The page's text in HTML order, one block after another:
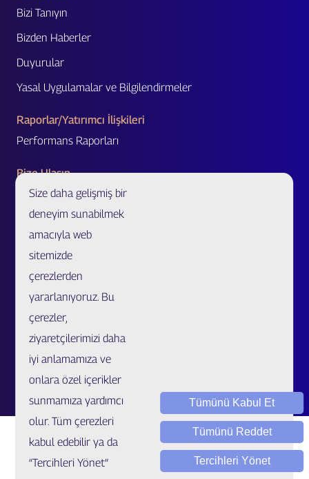
Size daha gelişmiş bir
deneyim sunabilmek
amacıyla web
sitemizde
çerezlerden
yararlanıyoruz. Bu
çerezler,
ziyaretçilerimizi daha
iyi anlamamıza ve
onlara özel içerikler
sunmamıza yardımcı
olur. Tüm çerezleri
kabul edebilir ya da
“Tercihleri Yönet”
Tümünü Kabul Et
Tümünü Reddet
Tercihleri Yönet
Bizi Tanıyın
Bizden Haberler
Duyurular
Yasal Uygulamalar ve Bilgilendirmeler
Raporlar/Yatırımcı İlişkileri
Performans Raporları
Bize Ulaşın
Acente Başvurusu
Acente/Broker Bul
Bölge Müdürlükleri ve İletişim Formu
Özel Ürünler ve Uzatılmış Garanti İş Ortaklığı Başvurusu
Sahtecilik Bildirim
Müşteri İlişkileri Merkezi
Kariyer
Talep / Öneri / Şikayet